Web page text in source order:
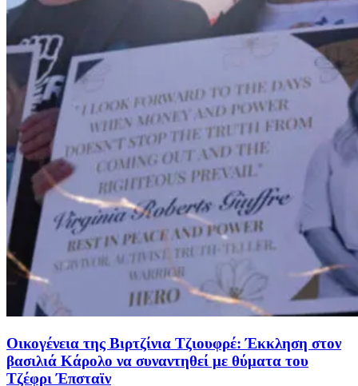
Οικογένεια της Βιρτζίνια Τζιουφρέ: Έκκληση στον
βασιλιά Κάρολο να συναντηθεί με θύματα του
Τζέφρι Έπσταϊν